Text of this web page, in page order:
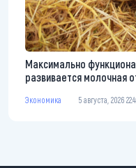
Максимально
развивается молочная
Экономика 5 августа, 2026